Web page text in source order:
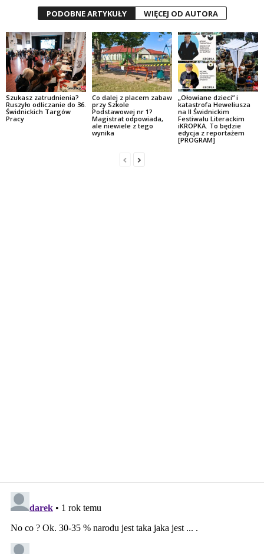
PODOBNE ARTYKUŁY WIĘCEJ OD AUTORA
Szukasz zatrudnienia?
Ruszyło odliczanie do 36.
Świdnickich Targów
Pracy
Co dalej z placem zabaw
przy Szkole
Podstawowej nr 1?
Magistrat odpowiada,
ale niewiele z tego
wynika
„Ołowiane dzieci” i
katastrofa Heweliusza
na II Świdnickim
Festiwalu Literackim
iKROPKA. To będzie
edycja z reportażem
[PROGRAM]